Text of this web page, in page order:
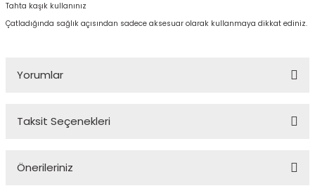
Tahta kaşık kullanınız
Çatladığında sağlık açısından sadece aksesuar olarak kullanmaya dikkat ediniz.
Yorumlar
Taksit Seçenekleri
Önerileriniz